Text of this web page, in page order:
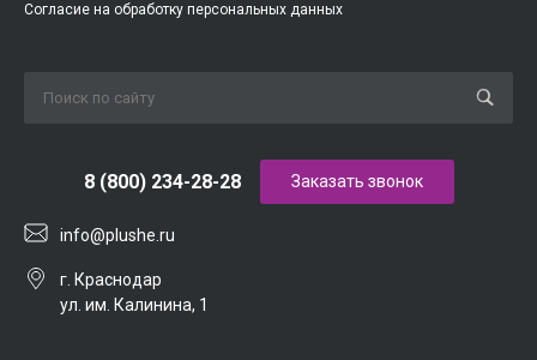
Согласие на обработку персональных данных
info@plushe.ru
8 (800) 234-28-28
г. Краснодар
ул. им. Калинина, 1
Заказать звонок